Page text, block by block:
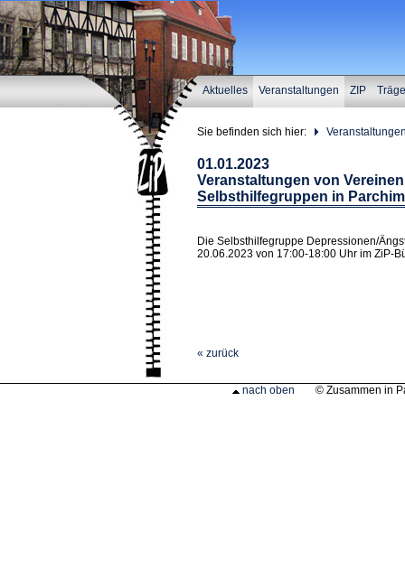
Aktuelles Veranstaltungen ZIP
Sie befinden sich hier:
01.01.2023
Veranstaltungen von
Selbsthilfegruppen in Parchim
Die Selbsthilfegruppe Depressionen/
20.06.2023 von 17:00-18:00 Uhr im ZiP-
« zurück
nach oben © Zusammen in